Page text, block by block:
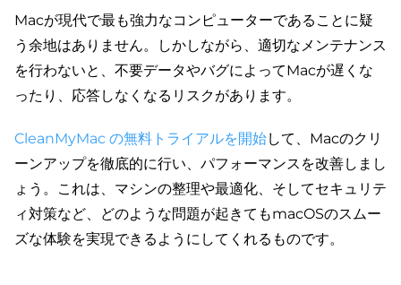
Macが現代で最も強力なコンピューターであることに疑
う余地はありません。しかしながら、適切なメンテナンス
を行わないと、不要データやバグによってMacが遅くな
ったり、応答しなくなるリスクがあります。
CleanMyMac の無料トライアルを開始して、Macのクリ
ーンアップを徹底的に行い、パフォーマンスを改善しまし
ょう。これは、マシンの整理や最適化、そしてセキュリテ
ィ対策など、どのような問題が起きてもmacOSのスムー
ズな体験を実現できるようにしてくれるものです。